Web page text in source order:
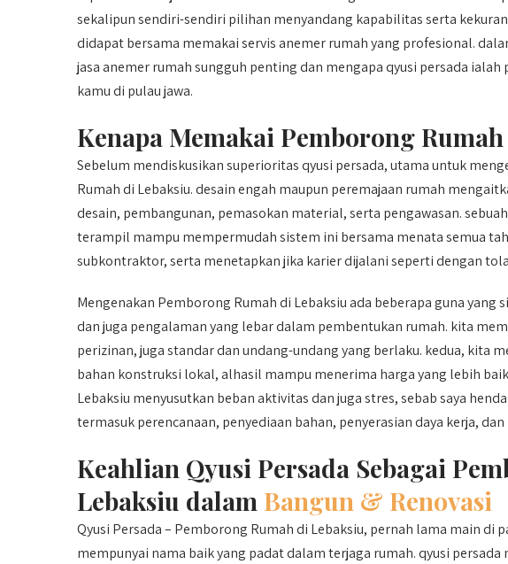
sekalipun sendiri-sendiri pilihan menyandang kapabilitas serta
didapat bersama memakai servis anemer rumah yang profesional.
jasa anemer rumah sungguh penting dan mengapa qyusi persada
kamu di pulau jawa.
Kenapa Memakai Pemborong
Sebelum mendiskusikan superioritas qyusi persada, utama untuk
Rumah di Lebaksiu. desain engah maupun peremajaan rumah
desain, pembangunan, pemasokan material, serta pengawasan.
terampil mampu mempermudah sistem ini bersama menata semua
subkontraktor, serta menetapkan jika karier dijalani seperti dengan
Mengenakan Pemborong Rumah di Lebaksiu ada beberapa guna
dan juga pengalaman yang lebar dalam pembentukan rumah. kita
perizinan, juga standar dan undang-undang yang berlaku. kedua, kita
bahan konstruksi lokal, alhasil mampu menerima harga yang lebih
Lebaksiu menyusutkan beban aktivitas dan juga stres, sebab saya
termasuk perencanaan, penyediaan bahan, penyerasian daya kerja,
Keahlian Qyusi Persada Sebagai
Lebaksiu dalam Bangun & Renovasi
Qyusi Persada – Pemborong Rumah di Lebaksiu, pernah lama main di
mempunyai nama baik yang padat dalam terjaga rumah. qyusi